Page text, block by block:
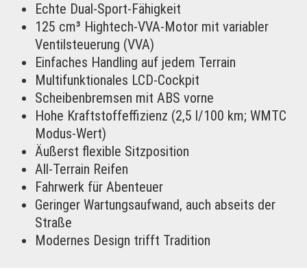
Echte Dual-Sport-Fähigkeit
125 cm³ Hightech-VVA-Motor mit variabler
Ventilsteuerung (VVA)
Einfaches Handling auf jedem Terrain
Multifunktionales LCD-Cockpit
Scheibenbremsen mit ABS vorne
Hohe Kraftstoffeffizienz (2,5 l/100 km; WMTC
Modus-Wert)
Äußerst flexible Sitzposition
All-Terrain Reifen
Fahrwerk für Abenteuer
Geringer Wartungsaufwand, auch abseits der
Straße
Modernes Design trifft Tradition